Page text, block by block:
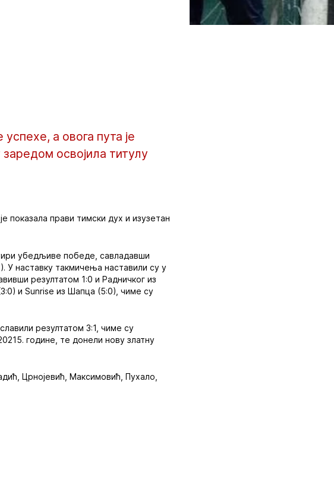
а овога пута је
освојила титулу
показала прави тимски дух и изузетан
убедљиве победе, савладавши
У наставку такмичења наставили су у
резултатом 1:0 и Радничког из
и Sunrise из Шапца (5:0), чиме су
резултатом 3:1, чиме су
године, те донели нову златну
Црнојевић, Максимовић, Пухало,